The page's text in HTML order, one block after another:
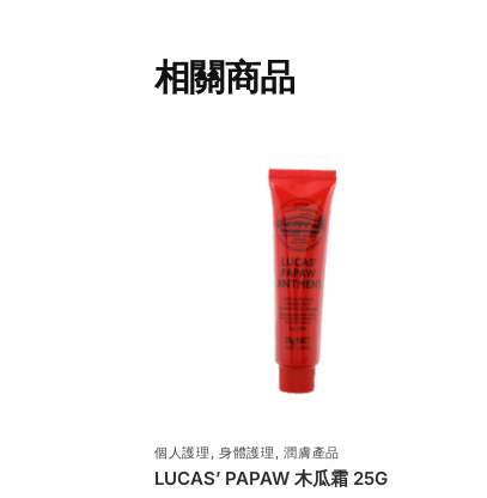
相關商品
個人護理 ,身體護理 ,潤膚產品
LUCAS’ PAPAW 木瓜霜 25G